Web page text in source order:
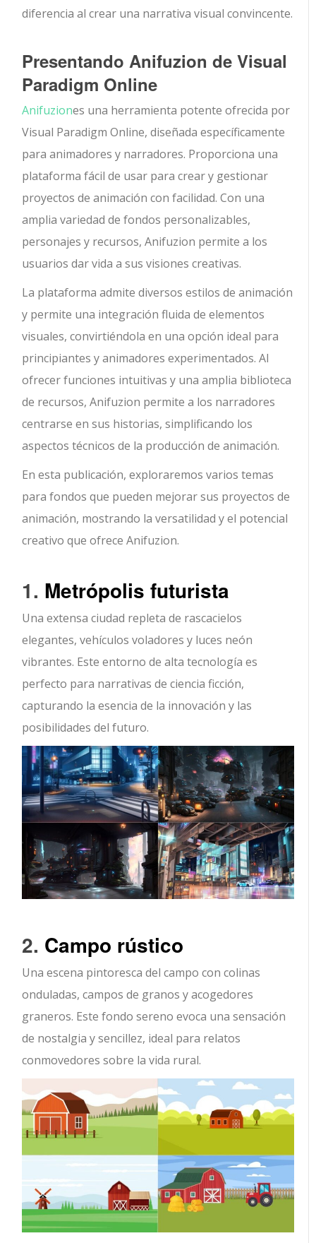
diferencia al crear una narrativa visual convincente.
Presentando Anifuzion de Visual
Paradigm Online
Anifuziones una herramienta potente ofrecida por
Visual Paradigm Online, diseñada específicamente
para animadores y narradores. Proporciona una
plataforma fácil de usar para crear y gestionar
proyectos de animación con facilidad. Con una
amplia variedad de fondos personalizables,
personajes y recursos, Anifuzion permite a los
usuarios dar vida a sus visiones creativas.
La plataforma admite diversos estilos de animación
y permite una integración fluida de elementos
visuales, convirtiéndola en una opción ideal para
principiantes y animadores experimentados. Al
ofrecer funciones intuitivas y una amplia biblioteca
de recursos, Anifuzion permite a los narradores
centrarse en sus historias, simplificando los
aspectos técnicos de la producción de animación.
En esta publicación, exploraremos varios temas
para fondos que pueden mejorar sus proyectos de
animación, mostrando la versatilidad y el potencial
creativo que ofrece Anifuzion.
1. Metrópolis futurista
Una extensa ciudad repleta de rascacielos
elegantes, vehículos voladores y luces neón
vibrantes. Este entorno de alta tecnología es
perfecto para narrativas de ciencia ficción,
capturando la esencia de la innovación y las
posibilidades del futuro.
2. Campo rústico
Una escena pintoresca del campo con colinas
onduladas, campos de granos y acogedores
graneros. Este fondo sereno evoca una sensación
de nostalgia y sencillez, ideal para relatos
conmovedores sobre la vida rural.